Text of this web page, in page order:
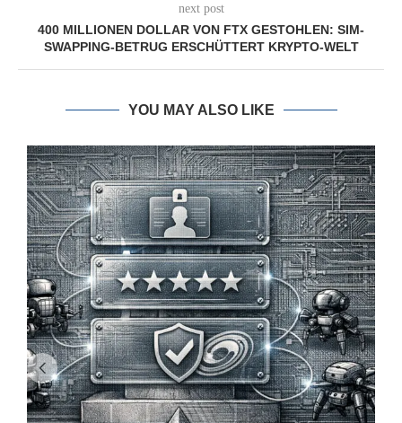
next post
400 MILLIONEN DOLLAR VON FTX GESTOHLEN: SIM-
SWAPPING-BETRUG ERSCHÜTTERT KRYPTO-WELT
YOU MAY ALSO LIKE